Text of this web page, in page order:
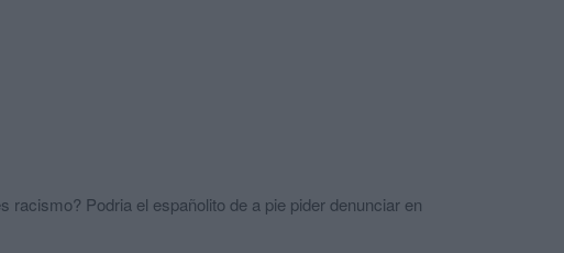
racismo? Podria el españolito de a pie pider denunciar en